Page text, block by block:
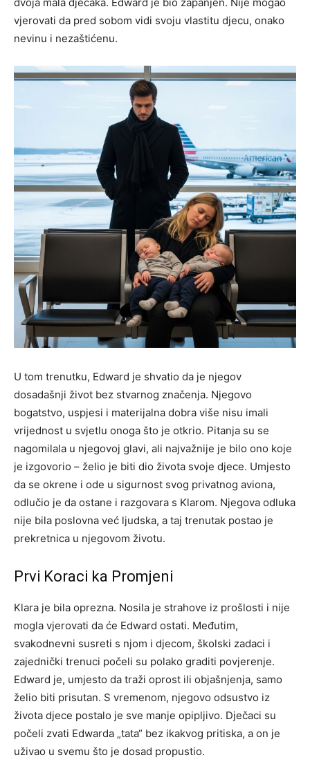
vjerovati da pred sobom vidi svoju vlastitu djecu, onako
nevinu i nezaštićenu.
U tom trenutku, Edward je shvatio da je njegov
dosadašnji život bez stvarnog značenja. Njegovo
bogatstvo, uspjesi i materijalna dobra više nisu imali
vrijednost u svjetlu onoga što je otkrio. Pitanja su se
nagomilala u njegovoj glavi, ali najvažnije je bilo ono koje
je izgovorio – želio je biti dio života svoje djece. Umjesto
da se okrene i ode u sigurnost svog privatnog aviona,
odlučio je da ostane i razgovara s Klarom. Njegova odluka
nije bila poslovna već ljudska, a taj trenutak postao je
prekretnica u njegovom životu.
Prvi Koraci ka Promjeni
Klara je bila oprezna. Nosila je strahove iz prošlosti i nije
mogla vjerovati da će Edward ostati. Međutim,
svakodnevni susreti s njom i djecom, školski zadaci i
zajednički trenuci počeli su polako graditi povjerenje.
Edward je, umjesto da traži oprost ili objašnjenja, samo
želio biti prisutan. S vremenom, njegovo odsustvo iz
života djece postalo je sve manje opipljivo. Dječaci su
počeli zvati Edwarda „tata“ bez ikakvog pritiska, a on je
uživao u svemu što je dosad propustio.